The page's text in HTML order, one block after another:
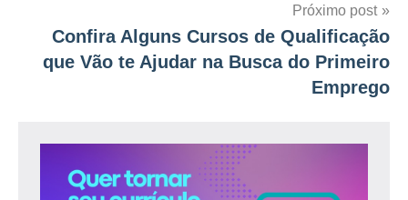
Próximo post
Confira Alguns Cursos de Qualificação
que Vão te Ajudar na Busca do Primeiro
Emprego